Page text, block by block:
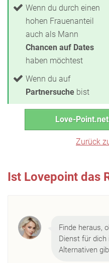
Wenn du durch einen
hohen Frauenanteil
auch als Mann
Chancen auf Dates
haben möchtest
Wenn du auf
Partnersuche bist
Love-
Zurück
Ist Lovepoint das
Finde heraus,
Dienst für
Alternativen